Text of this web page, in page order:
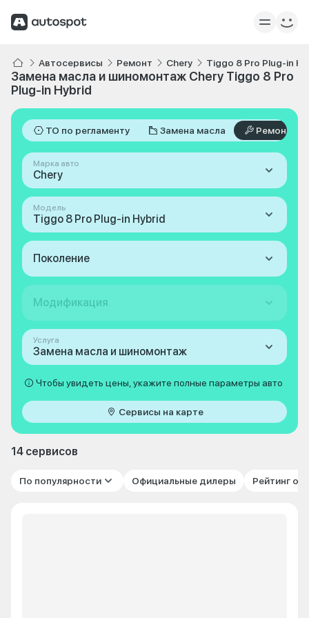
Автосервисы Ремонт Chery Tiggo 8 Pro Plug-in
Замена масла и шиномонтаж Chery Tiggo 8 Pro
Plug-in Hybrid
ТО по регламенту Замена масла Ремонт
Марка авто
Chery
Модель
Tiggo 8 Pro Plug-in Hybrid
Поколение
Модификация
Услуга
Замена масла и шиномонтаж
Чтобы увидеть цены, укажите полные параметры авто
Сервисы на карте
14 сервисов
По популярности Официальные дилеры Рейтинг